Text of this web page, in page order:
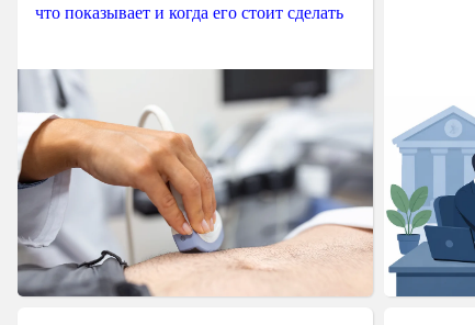
что показывает и когда его стоит сделать